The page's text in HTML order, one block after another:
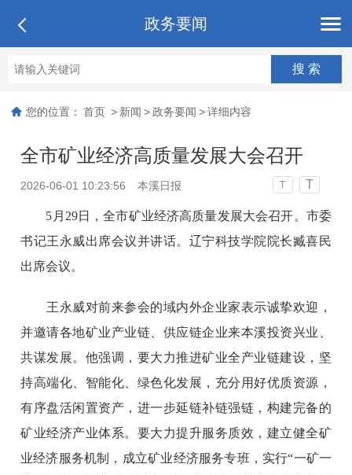
政务要闻
您的位置： 首页 > 新闻 > 政务要闻 > 详细内容
全市矿业经济高质量发展大会召开
2026-06-01 10:23:56 本溪日报 T T
5月29日，全市矿业经济高质量发展大会召开。市委
书记王永威出席会议并讲话。辽宁科技学院院长臧喜民
出席会议。
王永威对前来参会的域内外企业家表示诚挚欢迎，
并邀请各地矿业产业链、供应链企业来本溪投资兴业、
共谋发展。他强调，要大力推进矿业全产业链建设，坚
持高端化、智能化、绿色化发展，充分用好优质资源，
有序盘活闲置资产，进一步延链补链强链，构建完备的
矿业经济产业体系。要大力提升服务质效，建立健全矿
业经济服务机制，成立矿业经济服务专班，实行“一矿一